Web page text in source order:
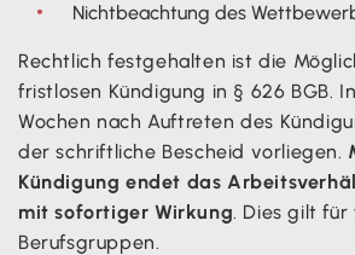
Nichtbeachtung des
Rechtlich festgehalten ist die
fristlosen Kündigung in § 626 BGB.
Wochen nach Auftreten des
der schriftliche Bescheid vorliegen.
Kündigung endet das
mit sofortiger Wirkung. Dies gilt für
Berufsgruppen.